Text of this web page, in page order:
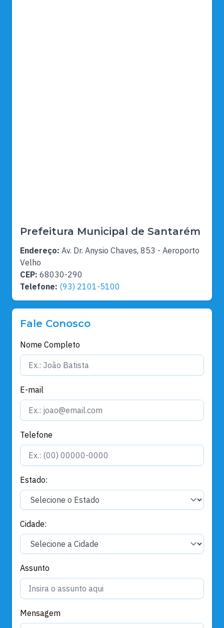
Prefeitura Municipal de Santarém
Endereço: Av. Dr. Anysio Chaves, 853 - Aeroporto
Velho
CEP: 68030-290
Telefone: (93) 2101-5100
Fale Conosco
Nome Completo
E-mail
Telefone
Estado:
Cidade:
Assunto
Mensagem